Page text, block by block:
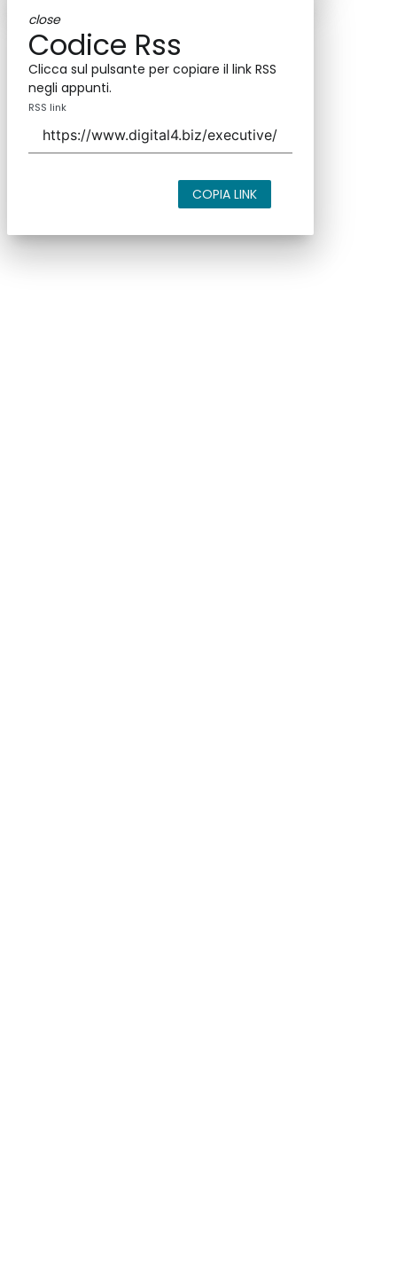
close
Codice Rss
Clicca sul pulsante per copiare il link RSS
negli appunti.
RSS link
COPIA LINK